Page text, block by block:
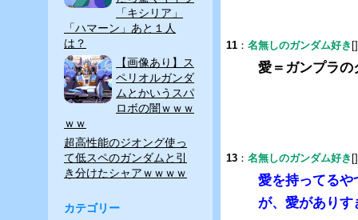
11 ： 名無しのガンダム好き
愛＝ガンプラの
13 ： 名無しのガンダム好き
愛を持ってるや
が、愛がありす
「キシリア」
「ハマーン」あと１人
は？
【画像あり】ス
ペリオルガンダ
ムとかいうスパ
ロボの闇ｗｗｗ
ｗｗ
超高性能のジオング使っ
て低スペのガンダムと引
き分けたシャアｗｗｗｗ
カテゴリー